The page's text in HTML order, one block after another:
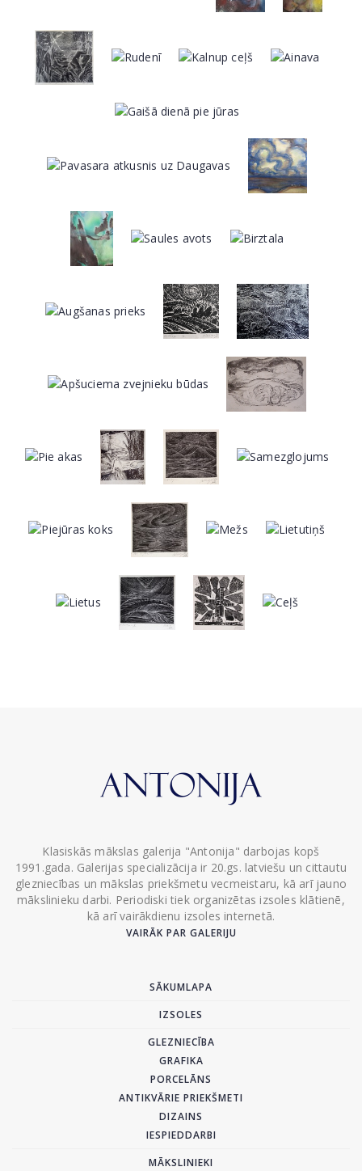
Klasiskās mākslas galerija "Antonija" darbojas kopš
1991.gada. Galerijas specializācija ir 20.gs. latviešu un cittautu
glezniecības un mākslas priekšmetu vecmeistaru, kā arī jauno
mākslinieku darbi. Periodiski tiek organizētas izsoles klātienē,
kā arī vairākdienu izsoles internetā.
VAIRĀK PAR GALERIJU
SĀKUMLAPA
IZSOLES
GLEZNIECĪBA
GRAFIKA
PORCELĀNS
ANTIKVĀRIE PRIEKŠMETI
DIZAINS
IESPIEDDARBI
MĀKSLINIEKI